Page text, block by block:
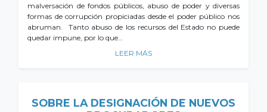
malversación de fondos públicos, abuso de poder y diversas
formas de corrupción propiciadas desde el poder público nos
abruman. Tanto abuso de los recursos del Estado no puede
quedar impune, por lo que…
LEER MÁS
SOBRE LA DESIGNACIÓN DE NUEVOS